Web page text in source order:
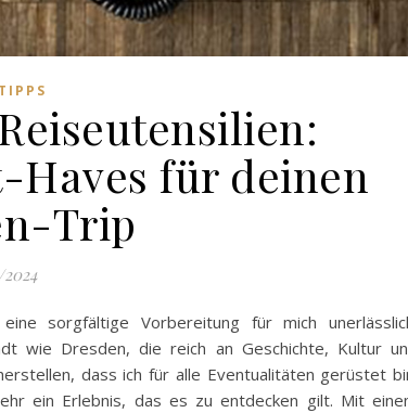
Haves für deinen
Trip
sorgfältige Vorbereitung für mich
wie Dresden, die reich an Geschichte, Kultur
dass ich für alle Eventualitäten gerüstet
ein Erlebnis, das es zu entdecken gilt. Mit